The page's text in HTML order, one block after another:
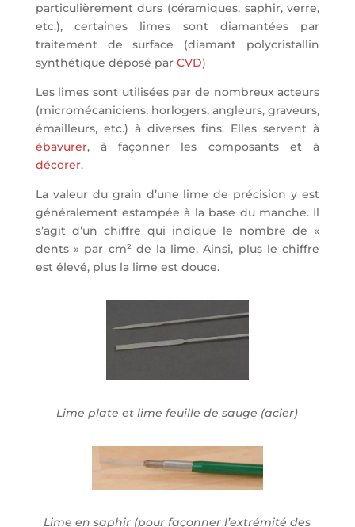
particulièrement durs (céramiques, saphir, verre,
etc.), certaines limes sont diamantées par
traitement de surface (diamant polycristallin
synthétique déposé par CVD)
Les limes sont utilisées par de nombreux acteurs
(micromécaniciens, horlogers, angleurs, graveurs,
émailleurs, etc.) à diverses fins. Elles servent à
ébavurer, à façonner les composants et à
décorer.
La valeur du grain d’une lime de précision y est
généralement estampée à la base du manche. Il
s’agit d’un chiffre qui indique le nombre de «
dents » par cm² de la lime. Ainsi, plus le chiffre
est élevé, plus la lime est douce.
Lime plate et lime feuille de sauge (acier)
Lime en saphir (pour façonner l’extrémité des